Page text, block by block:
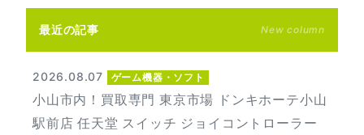
最近の記事 New column
2026.08.07 ゲーム機器・ソフト
小山市内！買取専門 東京市場 ドンキホーテ小山
駅前店 任天堂 スイッチ ジョイコントローラー